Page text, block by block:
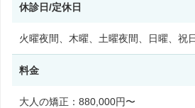
休診日/定休日
火曜夜間、木曜、土曜夜間、日曜、祝
料金
大人の矯正：880,000円〜